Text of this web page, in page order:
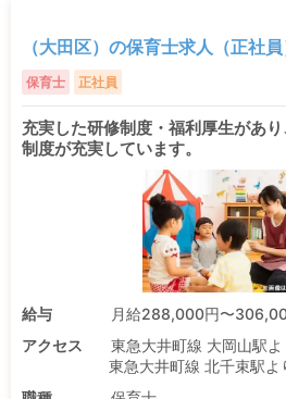
（大田区）の保育士求人（正社員
保育士 正社員
充実した研修制度・福利厚生があ
制度が充実しています。
給与
月給288,000円〜
アクセス
東急大井町線 大岡山駅
東急大井町線 北千束駅よ